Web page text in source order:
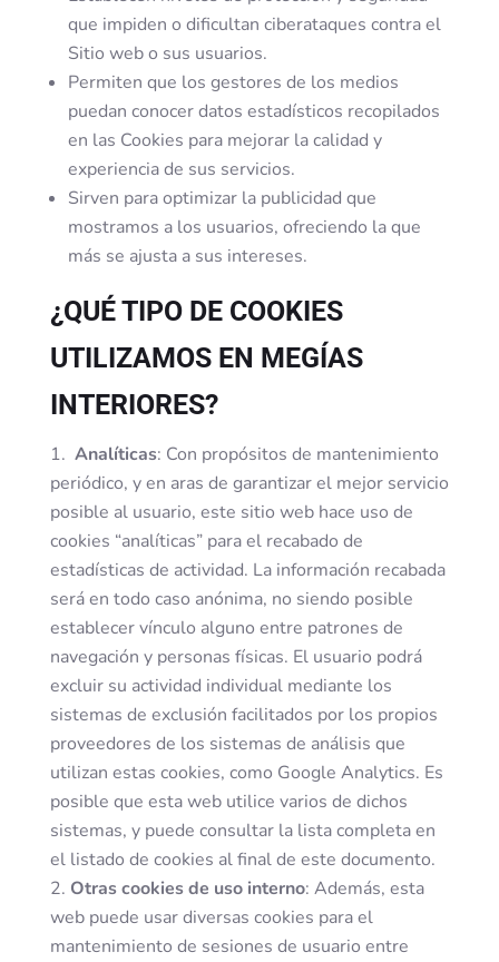
que impiden o dificultan ciberataques contra el
Sitio web o sus usuarios.
Permiten que los gestores de los medios
puedan conocer datos estadísticos recopilados
en las Cookies para mejorar la calidad y
experiencia de sus servicios.
Sirven para optimizar la publicidad que
mostramos a los usuarios, ofreciendo la que
más se ajusta a sus intereses.
¿QUÉ TIPO DE COOKIES
UTILIZAMOS EN MEGÍAS
INTERIORES?
Analíticas: Con propósitos de mantenimiento
periódico, y en aras de garantizar el mejor servicio
posible al usuario, este sitio web hace uso de
cookies “analíticas” para el recabado de
estadísticas de actividad. La información recabada
será en todo caso anónima, no siendo posible
establecer vínculo alguno entre patrones de
navegación y personas físicas. El usuario podrá
excluir su actividad individual mediante los
sistemas de exclusión facilitados por los propios
proveedores de los sistemas de análisis que
utilizan estas cookies, como Google Analytics. Es
posible que esta web utilice varios de dichos
sistemas, y puede consultar la lista completa en
el listado de cookies al final de este documento.
Otras cookies de uso interno: Además, esta
web puede usar diversas cookies para el
mantenimiento de sesiones de usuario entre